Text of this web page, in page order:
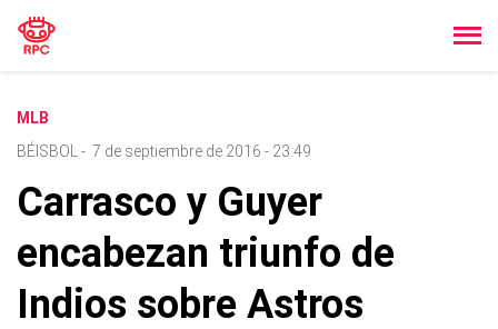
MLB
BÉISBOL
- 7 de septiembre de 2016 - 23:49
Carrasco y Guyer
encabezan triunfo de
Indios sobre Astros